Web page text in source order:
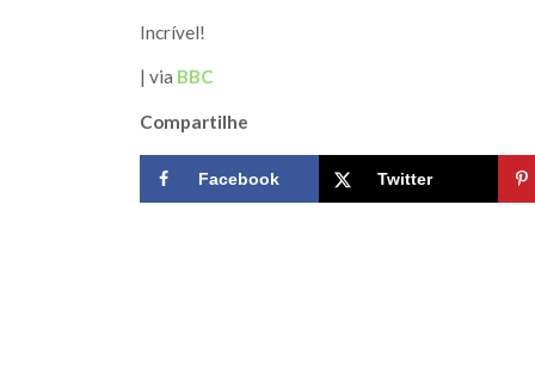
Incrível!
| via BBC
Compartilhe
Facebook Twitter